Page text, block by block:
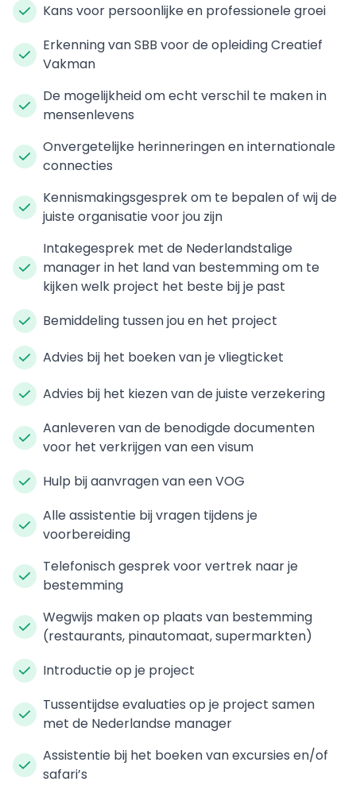
Kans voor persoonlijke en professionele groei
Erkenning van SBB voor de opleiding Creatief
Vakman
De mogelijkheid om echt verschil te maken in
mensenlevens
Onvergetelijke herinneringen en internationale
connecties
Kennismakingsgesprek om te bepalen of wij de
juiste organisatie voor jou zijn
Intakegesprek met de Nederlandstalige
manager in het land van bestemming om te
kijken welk project het beste bij je past
Bemiddeling tussen jou en het project
Advies bij het boeken van je vliegticket
Advies bij het kiezen van de juiste verzekering
Aanleveren van de benodigde documenten
voor het verkrijgen van een visum
Hulp bij aanvragen van een VOG
Alle assistentie bij vragen tijdens je
voorbereiding
Telefonisch gesprek voor vertrek naar je
bestemming
Wegwijs maken op plaats van bestemming
(restaurants, pinautomaat, supermarkten)
Introductie op je project
Tussentijdse evaluaties op je project samen
met de Nederlandse manager
Assistentie bij het boeken van excursies en/of
safari’s